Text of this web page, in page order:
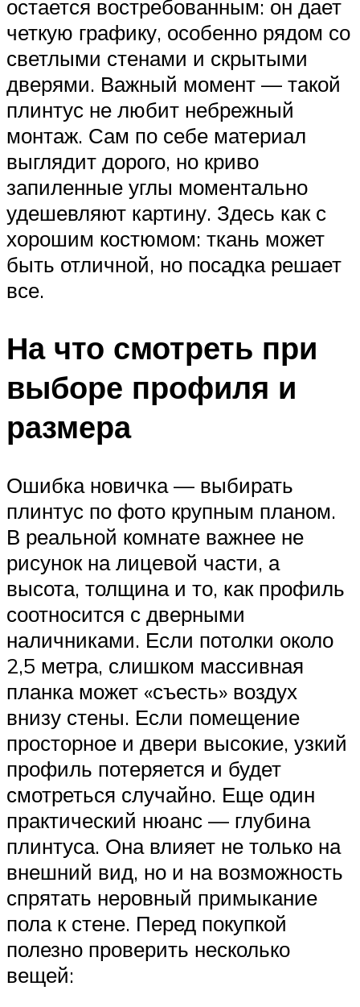
остается востребованным: он дает
четкую графику, особенно рядом со
светлыми стенами и скрытыми
дверями. Важный момент — такой
плинтус не любит небрежный
монтаж. Сам по себе материал
выглядит дорого, но криво
запиленные углы моментально
удешевляют картину. Здесь как с
хорошим костюмом: ткань может
быть отличной, но посадка решает
все.
На что смотреть при
выборе профиля и
размера
Ошибка новичка — выбирать
плинтус по фото крупным планом.
В реальной комнате важнее не
рисунок на лицевой части, а
высота, толщина и то, как профиль
соотносится с дверными
наличниками. Если потолки около
2,5 метра, слишком массивная
планка может «съесть» воздух
внизу стены. Если помещение
просторное и двери высокие, узкий
профиль потеряется и будет
смотреться случайно. Еще один
практический нюанс — глубина
плинтуса. Она влияет не только на
внешний вид, но и на возможность
спрятать неровный примыкание
пола к стене. Перед покупкой
полезно проверить несколько
вещей: